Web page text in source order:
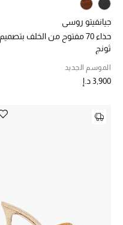
جيانفيتو روسي
حذاء 70 مفتوح من الخلف بتصميم
ثونج
الموسم الجديد
3,900 د.إ